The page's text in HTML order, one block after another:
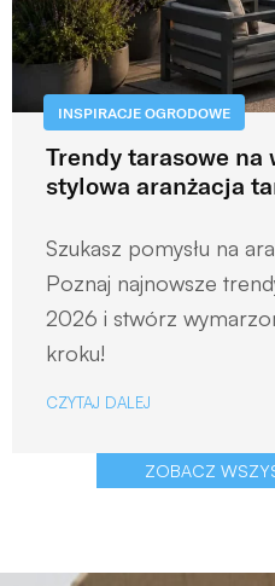
INSPIRACJE OGRODOWE
Trendy tarasowe na
stylowa aranżacja
Szukasz pomysłu na
Poznaj najnowsze
2026 i stwórz
kroku!
CZYTAJ DALEJ
ZOBACZ